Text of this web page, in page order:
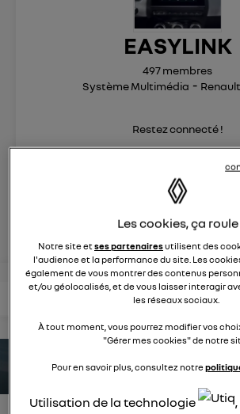
EASYLINK
Système Multimédia
497membres
Restez connecté !
posez une question
rejoignez
lire les articles
estimez votre autonomie
Les cookies, ça roule
Notre site etses partenairesutilisent des
l'audience et la performance du site. Les
également de vous montrer des contenus
et/ou géolocalisés, et de vous laisser interagir
les réseaux sociaux.
À tout moment, vous pourrez modifier vos
"Gérer mes cookies" de notre
Pour en savoir plus, consultez notre
Utilisation de la technologie